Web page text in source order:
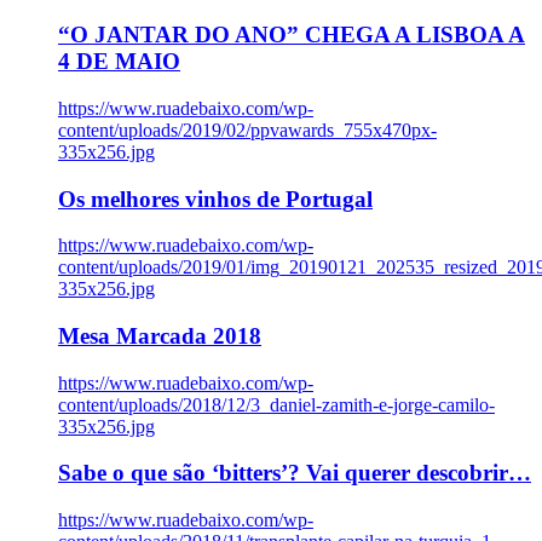
“O JANTAR DO ANO” CHEGA A LISBOA A
4 DE MAIO
https://www.ruadebaixo.com/wp-
content/uploads/2019/02/ppvawards_755x470px-
335x256.jpg
Os melhores vinhos de Portugal
https://www.ruadebaixo.com/wp-
content/uploads/2019/01/
335x256.jpg
Mesa Marcada 2018
https://www.ruadebaixo.com/wp-
content/uploads/2018/12/3_daniel-zamith-e-jorge-camilo-
335x256.jpg
Sabe o que são ‘bitters’? Vai querer descobrir…
https://www.ruadebaixo.com/wp-